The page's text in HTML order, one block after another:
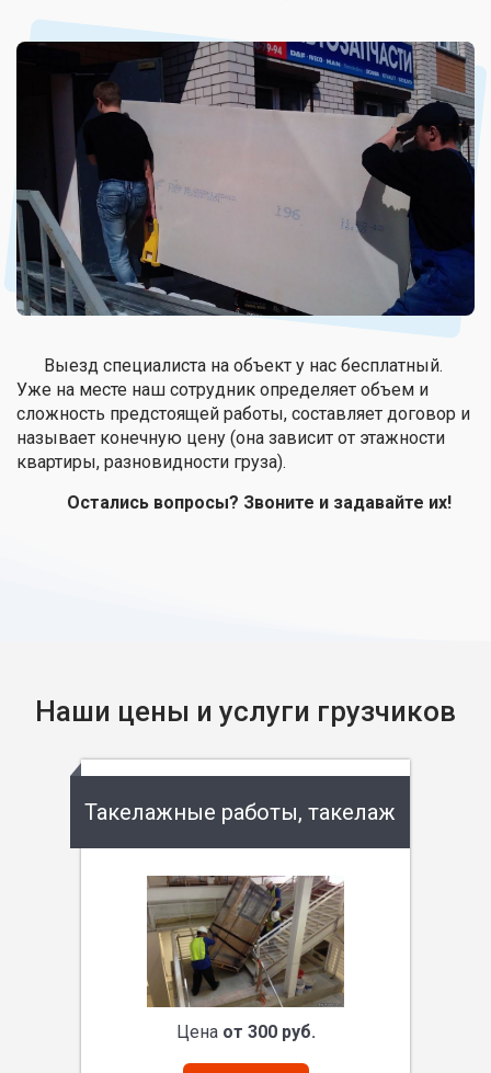
Выезд специалиста на объект у нас бесплатный.
Уже на месте наш сотрудник определяет объем и
сложность предстоящей работы, составляет договор и
называет конечную цену (она зависит от этажности
квартиры, разновидности груза).
Остались вопросы? Звоните и задавайте их!
Наши цены и услуги грузчиков
Такелажные работы, такелаж
Цена от 300 руб.